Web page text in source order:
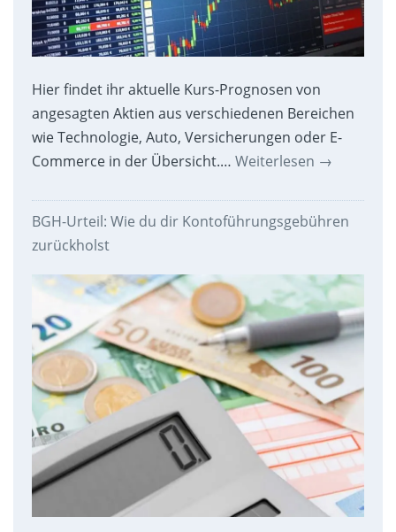
Hier findet ihr aktuelle Kurs-Prognosen von
angesagten Aktien aus verschiedenen Bereichen
wie Technologie, Auto, Versicherungen oder E-
Commerce in der Übersicht.… Weiterlesen →
BGH-Urteil: Wie du dir Kontoführungsgebühren
zurückholst